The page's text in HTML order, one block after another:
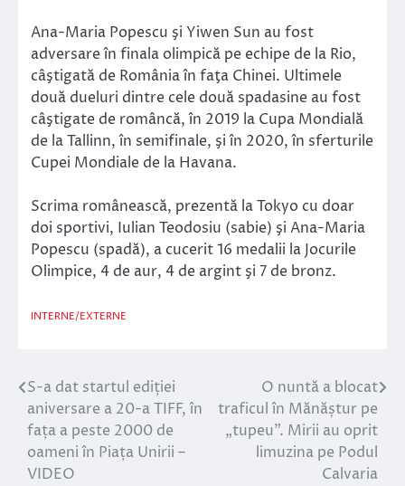
Ana-Maria Popescu şi Yiwen Sun au fost
adversare în finala olimpică pe echipe de la Rio,
câştigată de România în faţa Chinei. Ultimele
două dueluri dintre cele două spadasine au fost
câştigate de româncă, în 2019 la Cupa Mondială
de la Tallinn, în semifinale, şi în 2020, în sferturile
Cupei Mondiale de la Havana.
Scrima românească, prezentă la Tokyo cu doar
doi sportivi, Iulian Teodosiu (sabie) şi Ana-Maria
Popescu (spadă), a cucerit 16 medalii la Jocurile
Olimpice, 4 de aur, 4 de argint şi 7 de bronz.
INTERNE/EXTERNE
Navigare
în
articole
S-a dat startul ediției
aniversare a 20-a TIFF, în
fața a peste 2000 de
oameni în Piața Unirii –
VIDEO
O nuntă a blocat
traficul în Mănăștur pe
„tupeu”. Mirii au oprit
limuzina pe Podul
Calvaria